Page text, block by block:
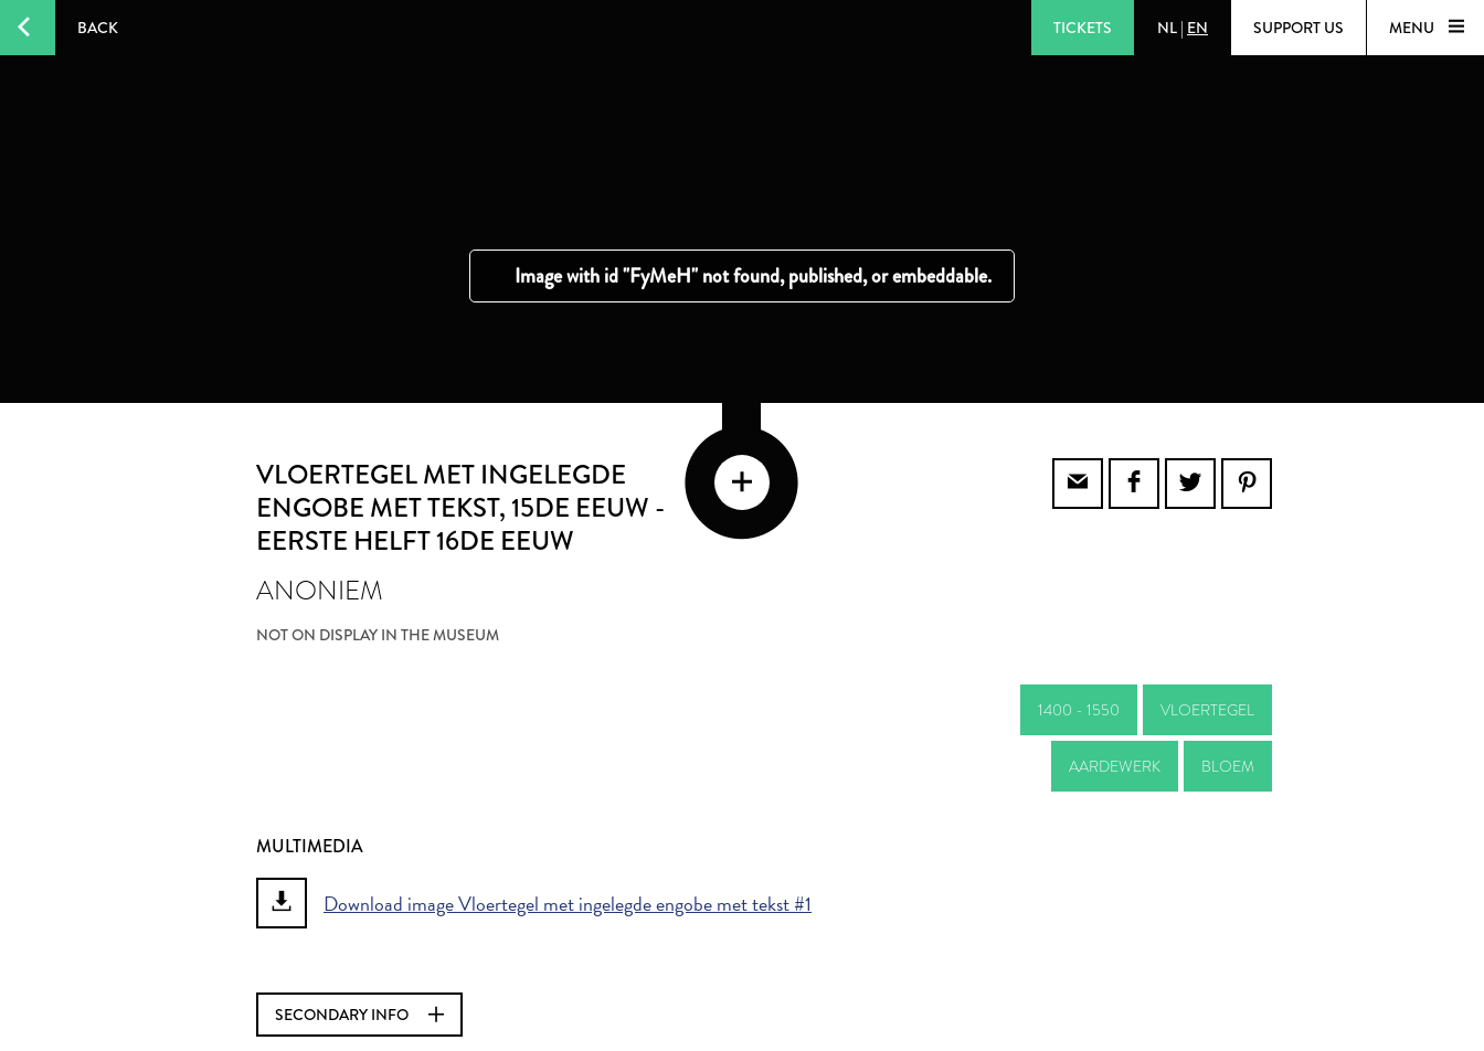
BACK TICKETS NL | EN SUPPORT US MENU
VLOERTEGEL MET INGELEGDE
ENGOBE MET TEKST, 15DE EEUW -
EERSTE HELFT 16DE EEUW
ANONIEM
NOT ON DISPLAY IN THE MUSEUM
1400 - 1550 VLOERTEGEL
AARDEWERK BLOEM
MULTIMEDIA
Download image Vloertegel met ingelegde engobe met tekst #1
SECONDARY INFO